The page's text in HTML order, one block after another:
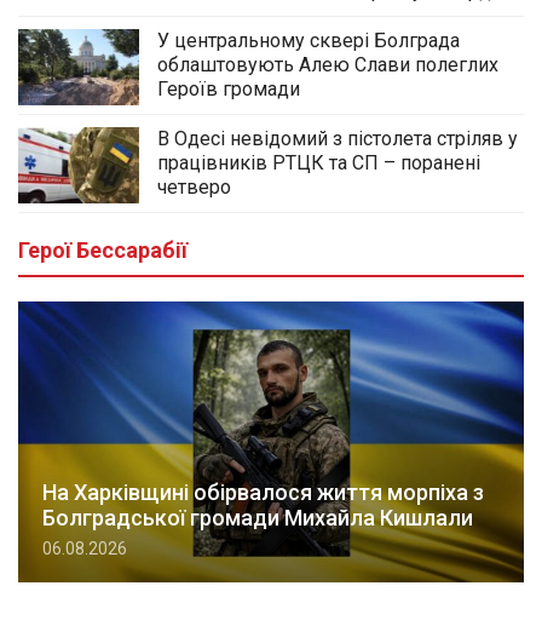
У центральному сквері Болграда
облаштовують Алею Слави полеглих
Героїв громади
В Одесі невідомий з пістолета стріляв у
працівників РТЦК та СП – поранені
четверо
Герої Бессарабії
На Харківщині обірвалося життя морпіха з
Болградської громади Михайла Кишлали
06.08.2026